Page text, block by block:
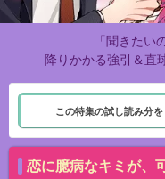
「聞きたい
降りかかる強引＆直
この特集の試し読み分を
恋に臆病なキミが、